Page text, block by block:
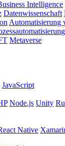
Intelligence
Datenwissenschaft
Automatisierung
Metaverse
JavaScript
Node.js Unity
Native